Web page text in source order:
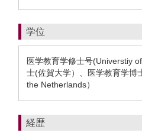
学位
医学教育学修士号(Universtiy
士(佐賀大学）、医学教育学博
the Netherlands）
経歴